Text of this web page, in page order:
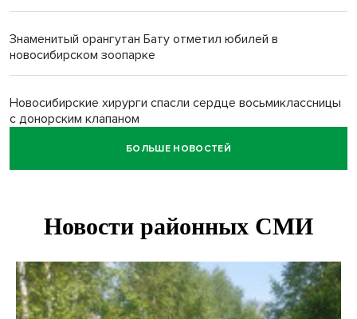
Знаменитый орангутан Бату отметил юбилей в
новосибирском зоопарке
Новосибирские хирурги спасли сердце восьмиклассницы
с донорским клапаном
Более тысячи новосибирцев открыли День
Губернатор Андрей Травников подравил новосибирцев с
Семь рейсов за сутки отменили в новосибирском
аэропорту Толмачево
БОЛЬШЕ НОВОСТЕЙ